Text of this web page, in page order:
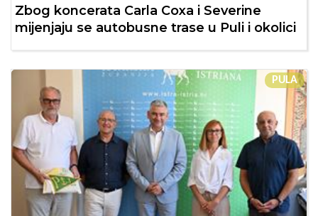
Zbog koncerata Carla Coxa i Severine
mijenjaju se autobusne trase u Puli i okolici
PULA